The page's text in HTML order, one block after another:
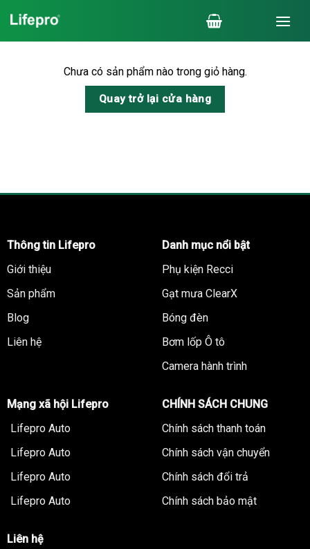
đến
nội
Chưa có sản phẩm nào trong giỏ hàng.
Quay trở lại cửa hàng
Thông tin Lifepro
Giới thiệu
Sản phẩm
Blog
Liên hệ
Danh mục nổi bật
Phụ kiện Recci
Gạt mưa ClearX
Bóng đèn
Bơm lốp Ô tô
Camera hành trình
Mạng xã hội Lifepro
Lifepro Auto
Lifepro Auto
Lifepro Auto
Lifepro Auto
CHÍNH SÁCH CHUNG
Chính sách thanh toán
Chính sách vận chuyển
Chính sách đổi trả
Chính sách bảo mật
Liên hệ